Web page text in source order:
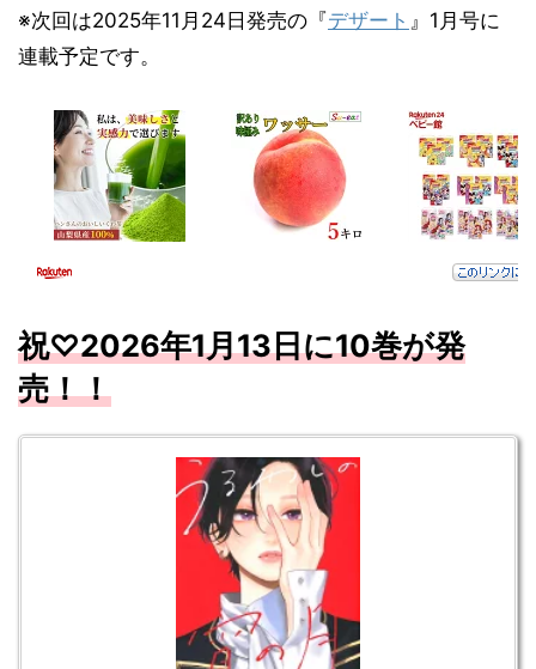
※次回は2025年11月24日発売の『デザート 』1月号に
連載予定です。
祝♡2026年1月13日に10巻が発
売！！